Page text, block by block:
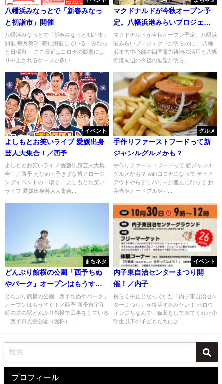
八幡浜みなっとで「新春みなっ
と初詣市」開催
八幡浜みなっとで「新春みなっと初詣市」
開催 毎月第3日曜に開催している「みなっ
と日曜市」 ここ最近はコロナの影響によ
り中止されるケースが多い...
マクドナルドが今秋オープン予
定。八幡浜港みらいプロジェク
トが明らかに！
マクドナルドが今秋オープン予定。八幡浜
港みらいプロジェクトが明らかに！ 八幡
浜市内中心部の四国電力跡地の活用と八幡
浜港周辺の今後の展望が明ら...
イベント
よしもとお笑いライブ 愛媛出身
芸人大集合！／西予
よしもとお笑いライブ 愛媛出身芸人大集
合！／西予 えひめ南予きずな博クロージ
ングイベントの一環で 「よしもとお笑い
ライブ 愛媛出身芸人大集合...
グルメ
手作りファーストフードって新
ジャンルグルメかも？
手作りファーストフードって 新ジャンル
グルメかも？ withコロナになって テイク
アウトやらデリバリーが盛んになって お
弁当やオードブルやら...
まちネタ
どんぶり館横の公園「西予ちぬ
やパーク」オープンはもうす
ぐ！／西予
どんぶり館横の公園「西予ちぬやパーク」
オープンはもうすぐ！／西予 西予市宇和
町の道の駅どんぶり館横で工事をしている
「西予市児童公園（愛称）...
イベント
内子東自治センターまつり開
催！／内子
長らく中止となっていた『内子東自治セン
ターまつり』が復活するみたい！ ハロウ
ィンにちなんで、仮装をして来てくれた小
学生以下の子どもたちには...
プロフィール